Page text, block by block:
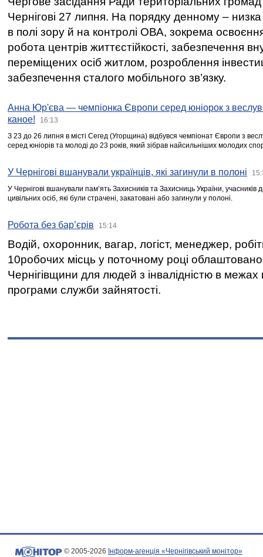
Чернігові 27 липня. На порядку денному –
в полі зору й на контролі ОВА, зокрема освоєння
робота центрів життєстійкості, забезпечення
переміщених осіб житлом, розроблення
забезпечення сталого мобільного зв’язку.
Анна Юр'єва — чемпіонка Європи серед юніорок з
каное!
16:13
З 23 до 26 липня в місті Сегед (Угорщина) відбувся чемпіонат Європи з
серед юніорів та молоді до 23 років, який зібрав найсильніших молодих
У Чернігові вшанували українців, які загинули в полоні
У Чернігові вшанували пам’ять Захисників та Захисниць України,
цивільних осіб, які були страчені, закатовані або загинули у полоні.
Робота без бар’єрів 15:14
Водій, охоронник, вагар, логіст, менеджер,
10робочих місць у поточному році
Чернігівщини для людей з інвалідністю в межах
програми служби зайнятості.
© 2005-2026 Інформ-агенція «Чернігівський монітор»